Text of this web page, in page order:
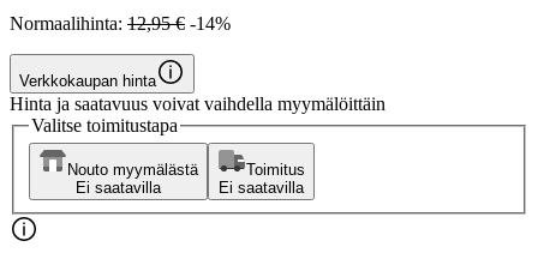
Normaalihinta: 12,95 € -14%
Verkkokaupan hinta
Hinta ja saatavuus voivat vaihdella myymälöittäin
Valitse toimitustapa
Nouto myymälästä
Ei saatavilla
Toimitus
Ei saatavilla